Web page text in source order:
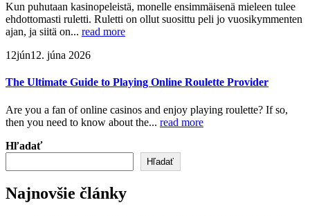
Kun puhutaan kasinopeleistä, monelle ensimmäisenä mieleen tulee
ehdottomasti ruletti. Ruletti on ollut suosittu peli jo vuosikymmenten
ajan, ja siitä on... read more
12jún12. júna 2026
The Ultimate Guide to Playing Online Roulette Provider
Are you a fan of online casinos and enjoy playing roulette? If so,
then you need to know about the... read more
Hľadať
Hľadať
Najnovšie články